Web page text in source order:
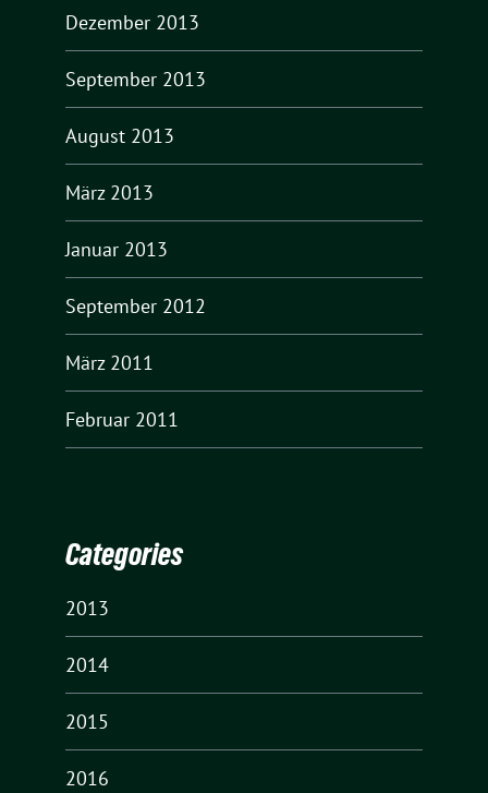
Dezember 2013
September 2013
August 2013
März 2013
Januar 2013
September 2012
März 2011
Februar 2011
Categories
2013
2014
2015
2016